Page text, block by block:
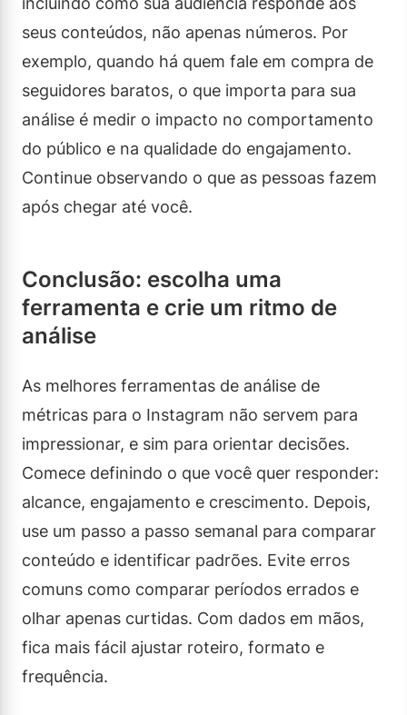
seus conteúdos, não apenas números. Por
exemplo, quando há quem fale em compra de
seguidores baratos, o que importa para sua
análise é medir o impacto no comportamento
do público e na qualidade do engajamento.
Continue observando o que as pessoas fazem
após chegar até você.
Conclusão: escolha uma
ferramenta e crie um ritmo de
análise
As melhores ferramentas de análise de
métricas para o Instagram não servem para
impressionar, e sim para orientar decisões.
Comece definindo o que você quer responder:
alcance, engajamento e crescimento. Depois,
use um passo a passo semanal para comparar
conteúdo e identificar padrões. Evite erros
comuns como comparar períodos errados e
olhar apenas curtidas. Com dados em mãos,
fica mais fácil ajustar roteiro, formato e
frequência.